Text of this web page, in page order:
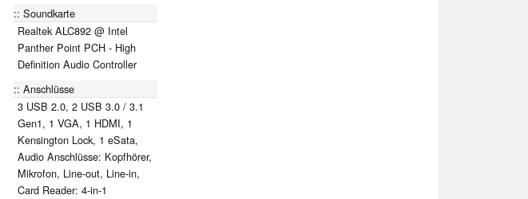
Soundkarte
Realtek ALC892 @ Intel
Panther Point PCH - High
Definition Audio Controller
Anschlüsse
3 USB 2.0, 2 USB 3.0 / 3.1
Gen1, 1 VGA, 1 HDMI, 1
Kensington Lock, 1 eSata,
Audio Anschlüsse: Kopfhörer,
Mikrofon, Line-out, Line-in,
Card Reader: 4-in-1